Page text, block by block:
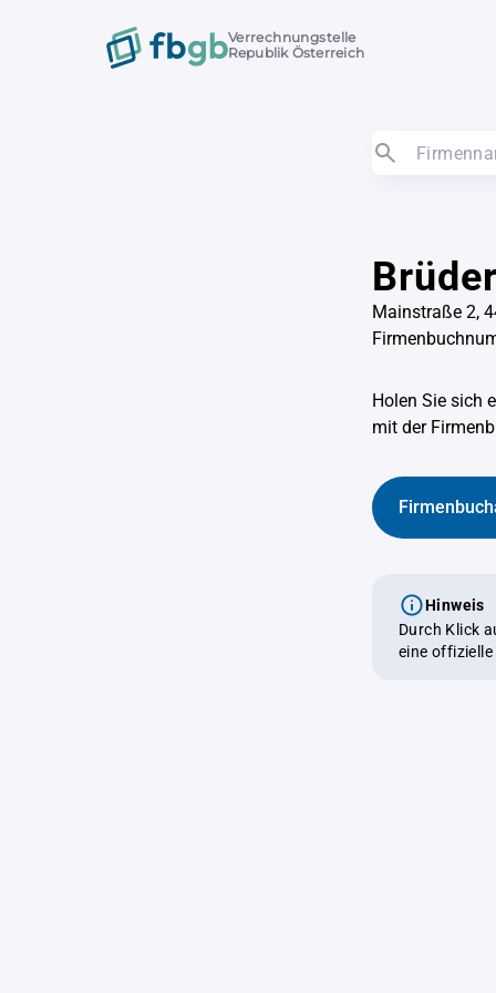
Verrechnungstelle
Republik Österreich
Mainstraße 2,
Holen Sie sich
mit der
Hinweis
Durch Klick
eine